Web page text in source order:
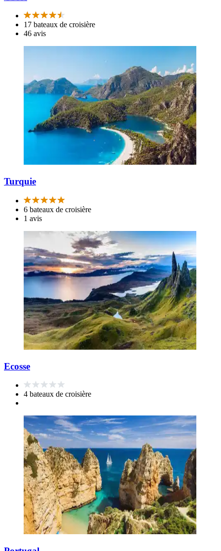
17 bateaux de croisière
46 avis
Turquie
6 bateaux de croisière
1 avis
Ecosse
4 bateaux de croisière